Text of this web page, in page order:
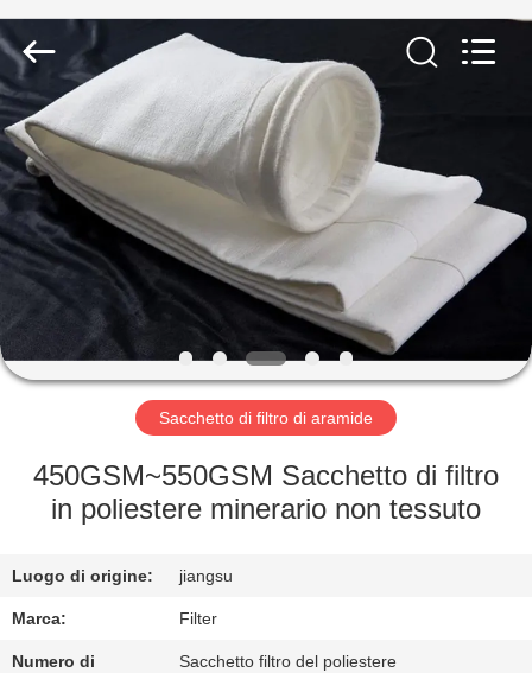
CASA
PRODOTTI
RIGUARDO
A
NOI
DELLA
FABBRICA
CONTROLLO
DI
QUALITÀ
Anhui
Filter
Environmental
Technology
Co.,Ltd..
All
Rights
Reserved.
Sacchetto di filtro di aramide
450GSM~550GSM Sacchetto di filtro
in poliestere minerario non tessuto
Luogo di origine: jiangsu
Marca: Filter
Numero di
Sacchetto filtro del poliestere